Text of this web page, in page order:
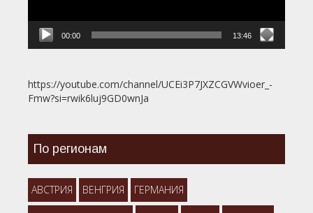
00:00 13:46
https://youtube.com/channel/UCEi3P7JXZCGVWvioer_-
Fmw?si=rwik6luj9GD0wnJa
По регионам
АВСТРИЯ ВЕНГРИЯ ГЕРМАНИЯ